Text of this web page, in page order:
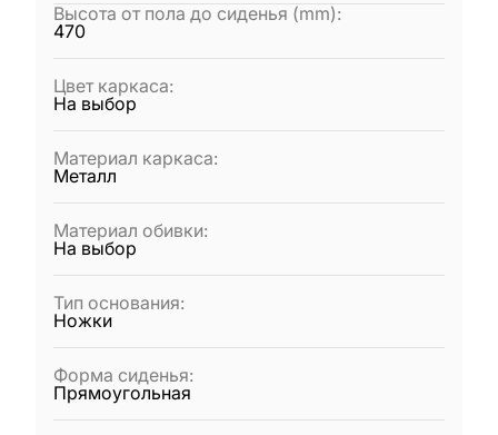
Высота от пола до сиденья (mm):
470
Цвет каркаса:
На выбор
Материал каркаса:
Металл
Материал обивки:
На выбор
Тип основания:
Ножки
Форма сиденья:
Прямоугольная